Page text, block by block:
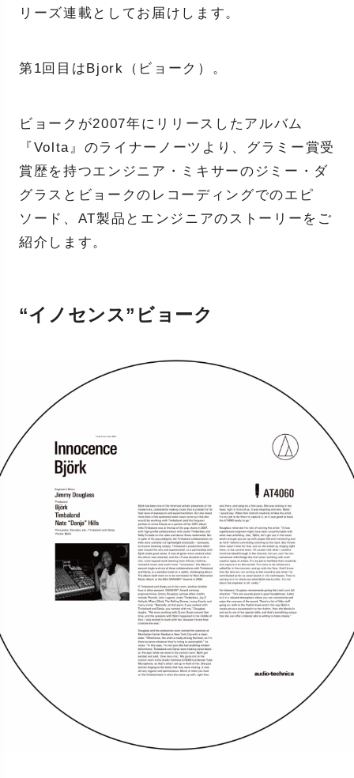
リーズ連載としてお届けします。
第1回目はBjork（ビョーク）。
ビョークが2007年にリリースしたアルバム
『Volta』のライナーノーツより、グラミー賞受
賞歴を持つエンジニア・ミキサーのジミー・ダ
グラスとビョークのレコーディングでのエピ
ソード、AT製品とエンジニアのストーリーをご
紹介します。
“イノセンス”ビョーク